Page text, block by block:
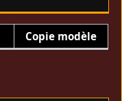
Copie modèle